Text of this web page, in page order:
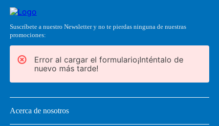
Suscríbete a nuestro Newsletter y no te pierdas ninguna de nuestras
promociones:
Error al cargar el formulario¡Inténtalo de
nuevo más tarde!
Acerca de nosotros